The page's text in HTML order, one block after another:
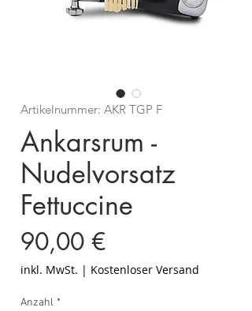
Artikelnummer: AKR TGP F
Ankarsrum -
Nudelvorsatz
Fettuccine
90,00 €Preis
inkl. MwSt. | Kostenloser Versand
Anzahl *